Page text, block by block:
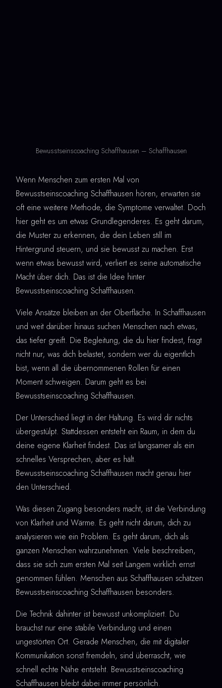
Bewusstseinscoaching Schaffhausen – Schaffhausen
Wenn Menschen zum ersten Mal von
Bewusstseinscoaching Schaffhausen hören, erwarten sie
oft eine weitere Methode, die Symptome verwaltet. Doch
hier geht es um etwas Grundlegenderes. Es geht darum,
die Muster zu erkennen, die dein Leben still im
Hintergrund steuern, und sie bewusst zu machen. Erst
wenn etwas bewusst wird, verliert es seine automatische
Macht über dich. Das ist die Idee hinter
Bewusstseinscoaching Schaffhausen.
Viele Ansätze bleiben an der Oberfläche. In Schaffhausen
und weit darüber hinaus suchen Menschen nach etwas,
das tiefer greift. Die Begleitung, die du hier findest, fragt
nicht nur, was dich belastet, sondern wer du eigentlich
bist, wenn all die übernommenen Rollen für einen
Moment schweigen. Darum geht es bei
Bewusstseinscoaching Schaffhausen.
Der Unterschied liegt in der Haltung. Es wird dir nichts
übergestülpt. Stattdessen entsteht ein Raum, in dem du
deine eigene Klarheit findest. Das ist langsamer als ein
schnelles Versprechen, aber es hält.
Bewusstseinscoaching Schaffhausen macht genau hier
den Unterschied.
Was diesen Zugang besonders macht, ist die Verbindung
von Klarheit und Wärme. Es geht nicht darum, dich zu
analysieren wie ein Problem. Es geht darum, dich als
ganzen Menschen wahrzunehmen. Viele beschreiben,
dass sie sich zum ersten Mal seit Langem wirklich ernst
genommen fühlen. Menschen aus Schaffhausen schätzen
Bewusstseinscoaching Schaffhausen besonders.
Die Technik dahinter ist bewusst unkompliziert. Du
brauchst nur eine stabile Verbindung und einen
ungestörten Ort. Gerade Menschen, die mit digitaler
Kommunikation sonst fremdeln, sind überrascht, wie
schnell echte Nähe entsteht. Bewusstseinscoaching
Schaffhausen bleibt dabei immer persönlich.